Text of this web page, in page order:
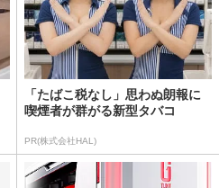
「たばこ税なし」思わぬ朗報に
喫煙者が群がる新型タバコ
PR(株式会社HAL)